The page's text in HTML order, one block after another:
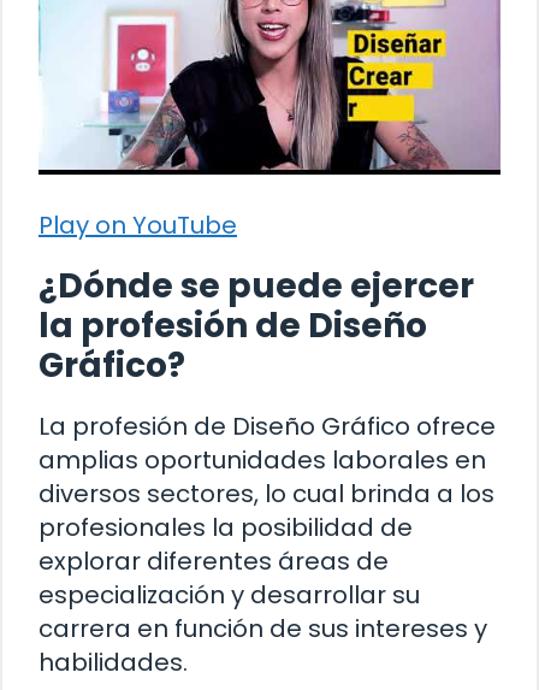
Play on YouTube
¿Dónde se puede ejercer
la profesión de Diseño
Gráfico?
La profesión de Diseño Gráfico ofrece
amplias oportunidades laborales en
diversos sectores, lo cual brinda a los
profesionales la posibilidad de
explorar diferentes áreas de
especialización y desarrollar su
carrera en función de sus intereses y
habilidades.